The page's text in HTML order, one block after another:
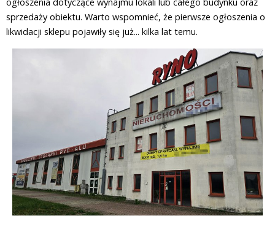
ogłoszenia dotyczące wynajmu lokali lub całego budynku oraz
sprzedaży obiektu. Warto wspomnieć, że pierwsze ogłoszenia o
likwidacji sklepu pojawiły się już... kilka lat temu.